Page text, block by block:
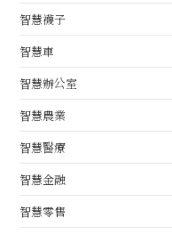
智慧襪子
智慧車
智慧辦公室
智慧農業
智慧醫療
智慧金融
智慧零售